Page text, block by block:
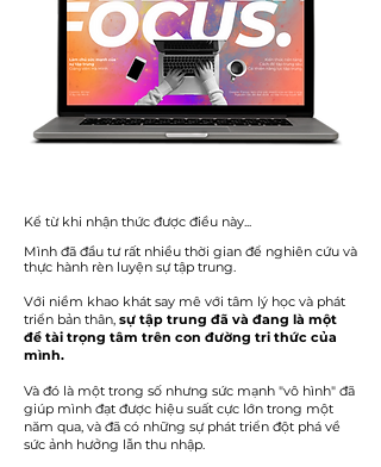
Kể từ khi nhận thức được điều này...
Mình đã đầu tư rất nhiều thời gian để nghiên cứu và
thực hành rèn luyện sự tập trung.
Với niềm khao khát say mê với tâm lý học và phát
triển bản thân, sự tập trung đã và đang là một
đề tài trọng tâm trên con đường tri thức của
mình.
Và đó là một trong số nhưng sức mạnh "vô hình" đã
giúp mình đạt được hiệu suất cực lớn trong một
năm qua, và đã có những sự phát triển đột phá về
sức ảnh hưởng lẫn thu nhập.